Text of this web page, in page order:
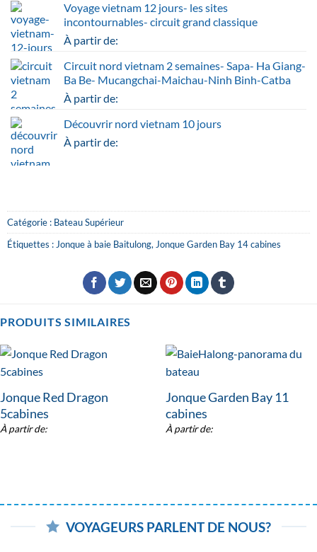
Voyage vietnam 12 jours- les sites
incontournables- circuit grand classique
À partir de:
Circuit nord vietnam 2 semaines- Sapa- Ha Giang-
Ba Be- Mucangchai-Maichau-Ninh Binh-Catba
À partir de:
Découvrir nord vietnam 10 jours
À partir de:
Catégorie : Bateau Supérieur
Étiquettes : Jonque à baie Baitulong, Jonque Garden Bay 14 cabines
PRODUITS SIMILAIRES
Jonque Red Dragon
5cabines
À partir de:
Jonque Garden Bay 11
cabines
À partir de:
VOYAGEURS PARLENT DE NOUS?